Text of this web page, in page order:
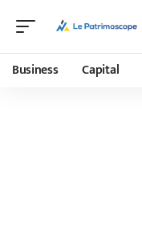
Business Capital